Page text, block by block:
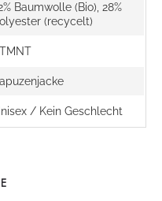
Baumwolle (Bio), 28%
(recycelt)
/ Kein Geschlecht